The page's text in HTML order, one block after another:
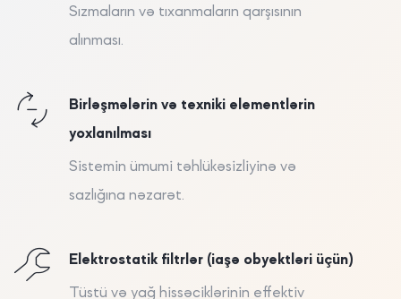
Sızmaların və tıxanmaların qarşısının
alınması.
Birləşmələrin və texniki elementlərin
yoxlanılması
Sistemin ümumi təhlükəsizliyinə və
sazlığına nəzarət.
Elektrostatik filtrlər (iaşə obyektləri üçün)
Tüstü və yağ hissəciklərinin effektiv